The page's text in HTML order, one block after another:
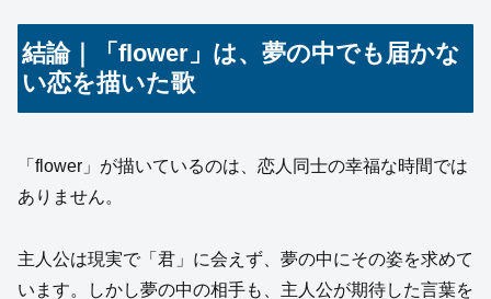
結論｜「flower」は、夢の中でも届かな
い恋を描いた歌
「flower」が描いているのは、恋人同士の幸福な時間では
ありません。
主人公は現実で「君」に会えず、夢の中にその姿を求めて
います。しかし夢の中の相手も、主人公が期待した言葉を